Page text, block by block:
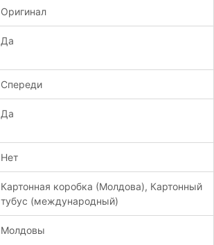
Оригинал
Да
Спереди
Да
Нет
Картонная коробка (Молдова), Картонный
тубус (международный)
Молдовы